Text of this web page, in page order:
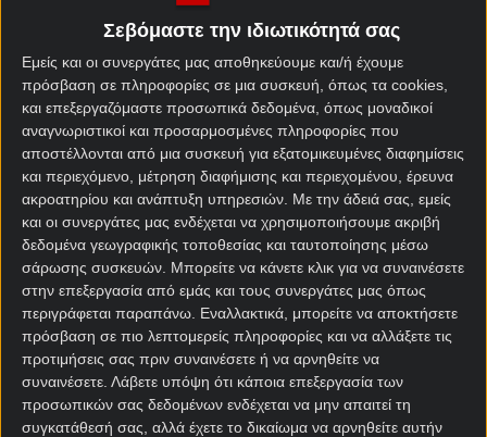
Σεβόμαστε την ιδιωτικότητά σας
Εμείς και οι συνεργάτες μας αποθηκεύουμε και/ή έχουμε
πρόσβαση σε πληροφορίες σε μια συσκευή, όπως τα cookies,
και επεξεργαζόμαστε προσωπικά δεδομένα, όπως μοναδικοί
αναγνωριστικοί και προσαρμοσμένες πληροφορίες που
αποστέλλονται από μια συσκευή για εξατομικευμένες διαφημίσεις
και περιεχόμενο, μέτρηση διαφήμισης και περιεχομένου, έρευνα
ακροατηρίου και ανάπτυξη υπηρεσιών. Με την άδειά σας, εμείς
και οι συνεργάτες μας ενδέχεται να χρησιμοποιήσουμε ακριβή
δεδομένα γεωγραφικής τοποθεσίας και ταυτοποίησης μέσω
σάρωσης συσκευών. Μπορείτε να κάνετε κλικ για να συναινέσετε
στην επεξεργασία από εμάς και τους συνεργάτες μας όπως
περιγράφεται παραπάνω. Εναλλακτικά, μπορείτε να αποκτήσετε
πρόσβαση σε πιο λεπτομερείς πληροφορίες και να αλλάξετε τις
προτιμήσεις σας πριν συναινέσετε ή να αρνηθείτε να
συναινέσετε. Λάβετε υπόψη ότι κάποια επεξεργασία των
προσωπικών σας δεδομένων ενδέχεται να μην απαιτεί τη
συγκατάθεσή σας, αλλά έχετε το δικαίωμα να αρνηθείτε αυτήν
Η Stoiximan κάνει το ξεκίνημά σου μεγαλύτερο από
ποτέ και σε υποδέχεται με Δώρα* που απογειώνουν
την εμπειρία σου από το πρώτο λεπτό! Με την
ολοκλήρωση της εγγραφής σου αποκτάς 300 Δώρα*
και κάνεις την είσοδό σου στον κόσμο του
Στοιχήματος και του Live Casino με τον καλύτερο
δυνατό τρόπο!
Η εμπειρία γίνεται ακόμα πιο εντυπωσιακή με την
ταυτοποίηση του λογαριασμού σου, καθώς σε
περιμένουν άλλα 716 Δώρα*! Και δεν σταματά εκεί,
ένα κουπόνι eFood αξίας 5€ και ένα κουπόνι
Domino’s Pizza αξίας 5€ έρχονται να
συμπληρώσουν ένα πακέτο γνωριμίας γεμάτο
προνόμια!